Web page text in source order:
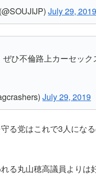
July 29, 2019
ひ不倫路上カーセック
July 29, 2019
る党はこれで3人にな
る丸山穂高議員よりは